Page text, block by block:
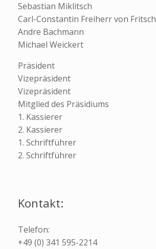
Sebastian Miklitsch
Carl-Constantin Freiherr von Fritsch
Andre Bachmann
Michael Weickert
Präsident
Vizepräsident
Vizepräsident
Mitglied des Präsidiums
1. Kassierer
2. Kassierer
1. Schriftführer
2. Schriftführer
Kontakt:
Telefon:
+49 (0) 341 595-2214